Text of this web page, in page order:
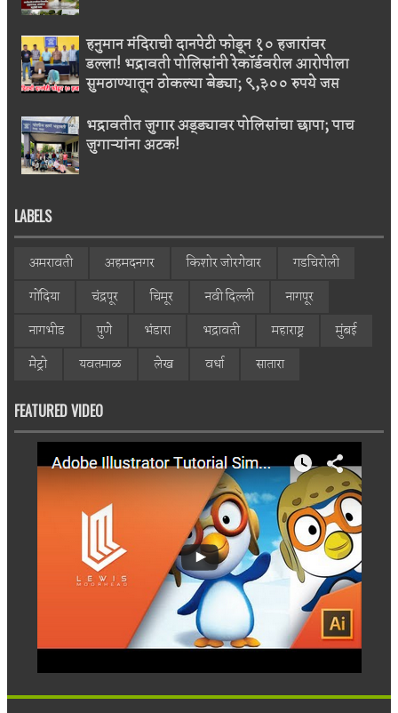
हनुमान मंदिराची दानपेटी फोडून १० हजारांवर
डल्ला! भद्रावती पोलिसांनी रेकॉर्डवरील आरोपीला
सुमठाण्यातून ठोकल्या बेड्या; ९,३०० रुपये जप्त
भद्रावतीत जुगार अड्ड्यावर पोलिसांचा छापा; पाच
जुगाऱ्यांना अटक!
LABELS
अमरावती अहमदनगर किशोर जोरगेवार
गडचिरोली
गोंदिया
चंद्रपूर चिमूर नवी दिल्ली
नागपूर
नागभीड
पुणे भंडारा भद्रावती महाराष्ट्र
मुंबई
मेट्रो
यवतमाळ लेख वर्धा सातारा
FEATURED VIDEO